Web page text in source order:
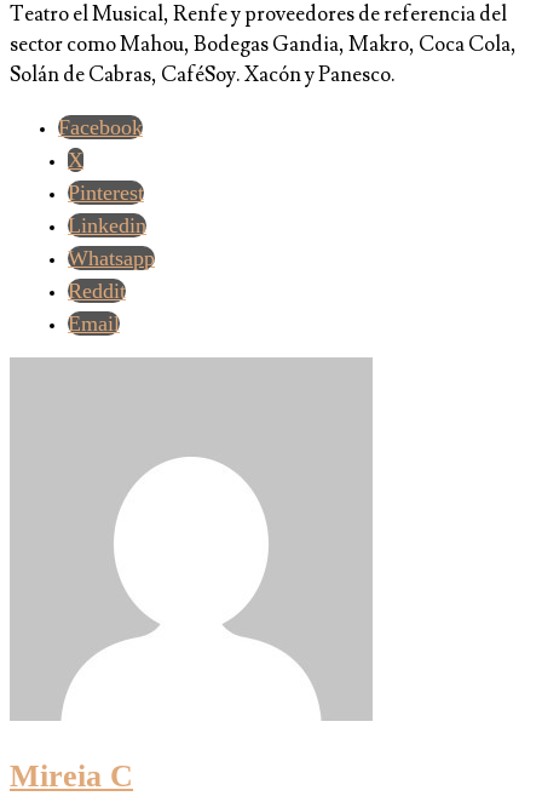
Teatro el Musical, Renfe y proveedores de referencia del
sector como Mahou, Bodegas Gandia, Makro, Coca Cola,
Solán de Cabras, CaféSoy. Xacón y Panesco.
Facebook
X
Pinterest
Linkedin
Whatsapp
Reddit
Email
Mireia C